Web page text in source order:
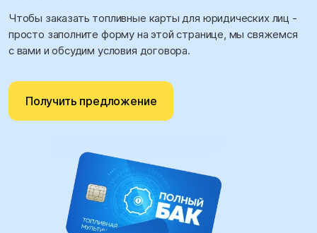
Чтобы заказать топливные карты для юридических лиц -
просто заполните форму на этой странице, мы свяжемся
с вами и обсудим условия договора.
Получить предложение